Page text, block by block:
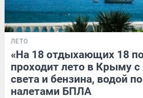
ЛЕТО
«На 18 отдыхающих 18
проходит лето в Крыму
света и бензина, водой
налетами БПЛА